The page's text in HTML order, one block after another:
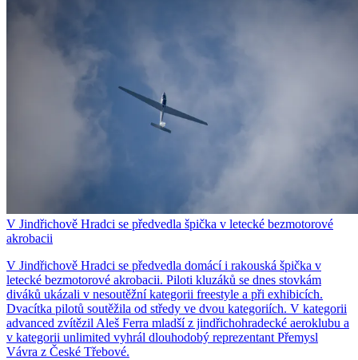
V Jindřichově Hradci se předvedla špička v letecké bezmotorové
akrobacii
V Jindřichově Hradci se předvedla domácí i rakouská špička v
letecké bezmotorové akrobacii. Piloti kluzáků se dnes stovkám
diváků ukázali v nesoutěžní kategorii freestyle a při exhibicích.
Dvacítka pilotů soutěžila od středy ve dvou kategoriích. V kategorii
advanced zvítězil Aleš Ferra mladší z jindřichohradecké aeroklubu a
v kategorii unlimited vyhrál dlouhodobý reprezentant Přemysl
Vávra z České Třebové.